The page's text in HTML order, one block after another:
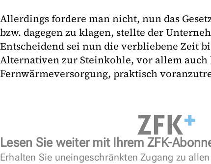
Allerdings fordere man nicht, nun das
bzw. dagegen zu klagen, stellte der
Entscheidend sei nun die verbliebene Zeit
Alternativen zur Steinkohle, vor allem auch
Fernwärmeversorgung, praktisch
Lesen Sie weiter mit Ihrem ZFK-
Erhalten Sie uneingeschränkten Zugang zu